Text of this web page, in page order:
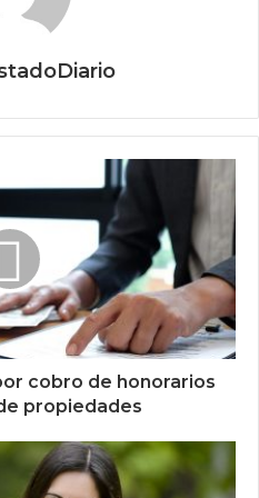
cobro de honorarios
propiedades